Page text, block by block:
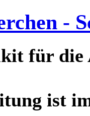
-
für die
ist